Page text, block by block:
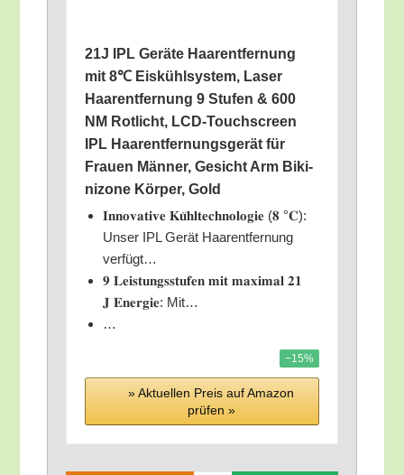
21J IPL Gerä­te Haar­ent­fer­nung
mit 8℃ Eis­kühl­sys­tem, Laser
Haar­ent­fer­nung 9 Stu­fen & 600
NM Rot­licht, LCD-Touch­screen
IPL Haar­ent­fer­nungs­ge­rät für
Frau­en Män­ner, Gesicht Arm Biki­
ni­zo­ne Kör­per, Gold
𝐈𝐧𝐧𝐨𝐯𝐚𝐭𝐢𝐯𝐞 𝐊𝐮̈𝐡𝐥𝐭𝐞𝐜𝐡𝐧𝐨𝐥𝐨𝐠𝐢𝐞 (𝟖 °𝐂):
Unser IPL Gerät Haar­ent­fer­nung
verfügt…
𝟗 𝐋𝐞𝐢𝐬𝐭𝐮𝐧𝐠𝐬𝐬𝐭𝐮𝐟𝐞𝐧 𝐦𝐢𝐭 𝐦𝐚𝐱𝐢𝐦𝐚𝐥 𝟐𝟏
𝐉 𝐄𝐧𝐞𝐫𝐠𝐢𝐞: Mit…
…
−15%
» Aktu­el­len Preis auf Ama­zon
prü­fen »